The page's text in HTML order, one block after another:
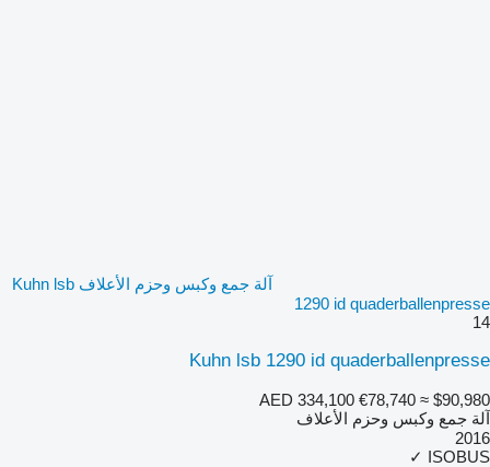
آلة جمع وكبس وحزم الأعلاف Kuhn lsb
1290 id quaderballenpresse
14
Kuhn lsb 1290 id quaderballenpresse
AED 334,100 €78,740 ≈ $90,980
آلة جمع وكبس وحزم الأعلاف
2016
ISOBUS
✓